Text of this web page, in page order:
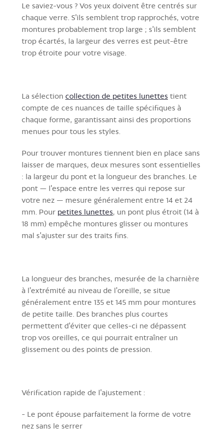
Le saviez-vous ? Vos yeux doivent être centrés sur
chaque verre. S'ils semblent trop rapprochés, votre
montures probablement trop large ; s'ils semblent
trop écartés, la largeur des verres est peut-être
trop étroite pour votre visage.
La sélection collection de petites lunettes tient
compte de ces nuances de taille spécifiques à
chaque forme, garantissant ainsi des proportions
menues pour tous les styles.
Pour trouver montures tiennent bien en place sans
laisser de marques, deux mesures sont essentielles
: la largeur du pont et la longueur des branches. Le
pont — l'espace entre les verres qui repose sur
votre nez — mesure généralement entre 14 et 24
mm. Pour petites lunettes, un pont plus étroit (14 à
18 mm) empêche montures glisser ou montures
mal s'ajuster sur des traits fins.
La longueur des branches, mesurée de la charnière
à l'extrémité au niveau de l'oreille, se situe
généralement entre 135 et 145 mm pour montures
de petite taille. Des branches plus courtes
permettent d'éviter que celles-ci ne dépassent
trop vos oreilles, ce qui pourrait entraîner un
glissement ou des points de pression.
Vérification rapide de l'ajustement :
- Le pont épouse parfaitement la forme de votre
nez sans le serrer